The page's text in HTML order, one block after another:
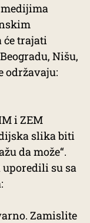
će trajati
Nišu,
održavaju:
i ZEM
slika biti
da može“.
su sa
Zamislite